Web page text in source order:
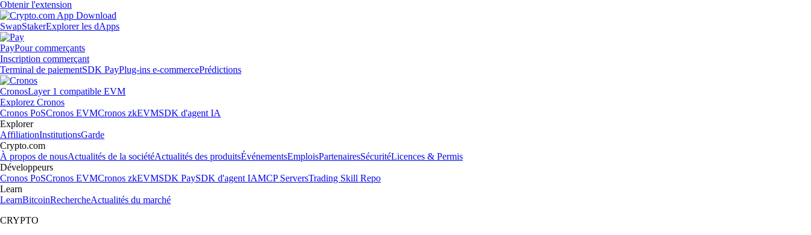
Obtenir l'extension
SwapStakerExplorer les dApps
PayPour commerçants
Inscription commerçant
Terminal de paiementSDK PayPlug-ins e-commercePrédictions
CronosLayer 1 compatible EVM
Explorez Cronos
Cronos PoSCronos EVMCronos zkEVMSDK d'agent IA
Explorer
AffiliationInstitutionsGarde
Crypto.com
À propos de nousActualités de la sociétéActualités des produitsÉvénementsEmploisPartenairesSécuritéLicences & Permis
Développeurs
Cronos PoSCronos EVMCronos zkEVMSDK PaySDK d'agent IAMCP ServersTrading Skill Repo
Learn
LearnBitcoinRechercheActualités du marché
CRYPTO